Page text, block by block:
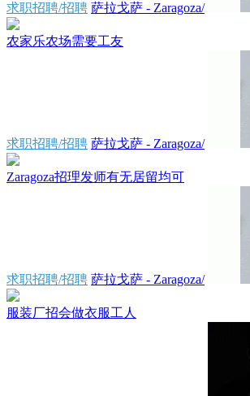
求职招聘/招聘 萨拉戈萨 - Zaragoza/
农家乐农场需要工友
求职招聘/招聘 萨拉戈萨 - Zaragoza/
Zaragoza招理发师有无居留均可
求职招聘/招聘 萨拉戈萨 - Zaragoza/
服装厂招会做衣服工人